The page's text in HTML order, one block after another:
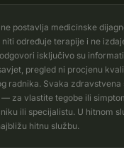
postavlja medicinske
određuje terapije i ne
isključivo su
pregled ni procjenu
radnika. Svaka zdravstvena
— za vlastite tegobe ili
ili specijalistu. U hitnom
hitnu službu.